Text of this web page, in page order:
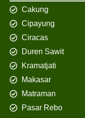
Cakung
Cipayung
Ciracas
Duren Sawit
Kramatjati
Makasar
Matraman
Pasar Rebo